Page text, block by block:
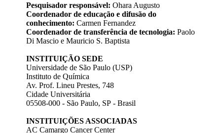
Pesquisador responsável: Ohara Augusto
Coordenador de educação e difusão do
conhecimento: Carmen Fernandez
Coordenador de transferência de tecnologia: Paolo
Di Mascio e Mauricio S. Baptista
INSTITUIÇÃO SEDE
Universidade de São Paulo (USP)
Instituto de Química
Av. Prof. Lineu Prestes, 748
Cidade Universitária
05508-000 - São Paulo, SP - Brasil
INSTITUIÇÕES ASSOCIADAS
AC Camargo Cancer Center